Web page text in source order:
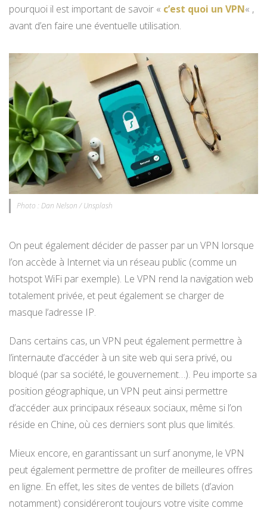
pourquoi il est important de savoir « c’est quoi un VPN« ,
avant d’en faire une éventuelle utilisation.
Photo : Dan Nelson / Unsplash
On peut également décider de passer par un VPN lorsque
l’on accède à Internet via un réseau public (comme un
hotspot WiFi par exemple). Le VPN rend la navigation web
totalement privée, et peut également se charger de
masque l’adresse IP.
Dans certains cas, un VPN peut également permettre à
l’internaute d’accéder à un site web qui sera privé, ou
bloqué (par sa société, le gouvernement…). Peu importe sa
position géographique, un VPN peut ainsi permettre
d’accéder aux principaux réseaux sociaux, même si l’on
réside en Chine, où ces derniers sont plus que limités.
Mieux encore, en garantissant un surf anonyme, le VPN
peut également permettre de profiter de meilleures offres
en ligne. En effet, les sites de ventes de billets (d’avion
notamment) considéreront toujours votre visite comme